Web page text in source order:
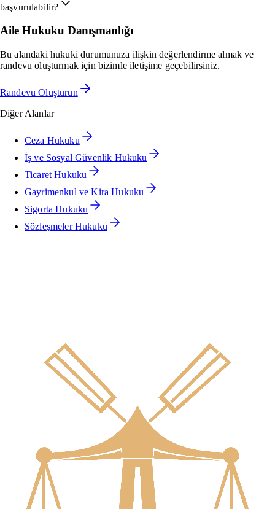
başvurulabilir?
Aile Hukuku Danışmanlığı
Bu alandaki hukuki durumunuza ilişkin değerlendirme almak ve
randevu oluşturmak için bizimle iletişime geçebilirsiniz.
Randevu Oluşturun
Diğer Alanlar
Ceza Hukuku
İş ve Sosyal Güvenlik Hukuku
Ticaret Hukuku
Gayrimenkul ve Kira Hukuku
Sigorta Hukuku
Sözleşmeler Hukuku
Hemen ArayınRandevu Alın